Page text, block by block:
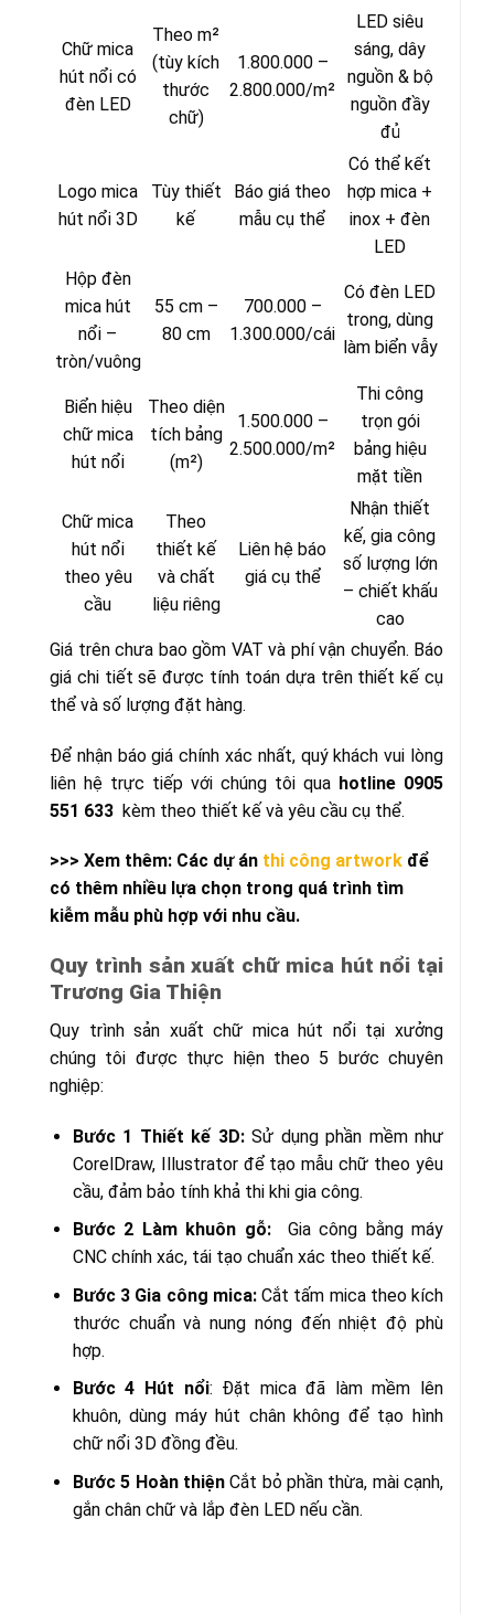
Chữ mica
hút nổi có
đèn LED
Theo m²
(tùy kích
thước
chữ)
1.800.000 –
2.800.000/m²
LED siêu
sáng, dây
nguồn & bộ
nguồn đầy
đủ
Logo mica
hút nổi 3D
Tùy thiết
kế
Báo giá theo
mẫu cụ thể
Có thể kết
hợp mica +
inox + đèn
LED
Hộp đèn
mica hút
nổi –
tròn/vuông
55 cm –
80 cm
700.000 –
1.300.000/cái
Có đèn LED
trong, dùng
làm biển vẫy
Biển hiệu
chữ mica
hút nổi
Theo diện
tích bảng
(m²)
1.500.000 –
2.500.000/m²
Thi công
trọn gói
bảng hiệu
mặt tiền
Chữ mica
hút nổi
theo yêu
cầu
Theo
thiết kế
và chất
liệu riêng
Liên hệ báo
giá cụ thể
Nhận thiết
kế, gia công
số lượng lớn
– chiết khấu
cao
Giá trên chưa bao gồm VAT và phí vận chuyển. Báo
giá chi tiết sẽ được tính toán dựa trên thiết kế cụ
thể và số lượng đặt hàng.
Để nhận báo giá chính xác nhất, quý khách vui lòng
liên hệ trực tiếp với chúng tôi qua hotline 0905
551 633 kèm theo thiết kế và yêu cầu cụ thể.
>>> Xem thêm: Các dự án thi công artwork để
có thêm nhiều lựa chọn trong quá trình tìm
kiễm mẫu phù hợp với nhu cầu.
Quy trình sản xuất chữ mica hút nổi tại
Trương Gia Thiện
Quy trình sản xuất chữ mica hút nổi tại xưởng
chúng tôi được thực hiện theo 5 bước chuyên
nghiệp:
Bước 1 Thiết kế 3D:Sử dụng phần mềm như
CorelDraw, Illustrator để tạo mẫu chữ theo yêu
cầu, đảm bảo tính khả thi khi gia công.
Bước 2 Làm khuôn gỗ: Gia công bằng máy
CNC chính xác, tái tạo chuẩn xác theo thiết kế.
Bước 3 Gia công mica:Cắt tấm mica theo kích
thước chuẩn và nung nóng đến nhiệt độ phù
hợp.
Bước 4 Hút nổi: Đặt mica đã làm mềm lên
khuôn, dùng máy hút chân không để tạo hình
chữ nổi 3D đồng đều.
Bước 5 Hoàn thiệnCắt bỏ phần thừa, mài cạnh,
gắn chân chữ và lắp đèn LED nếu cần.